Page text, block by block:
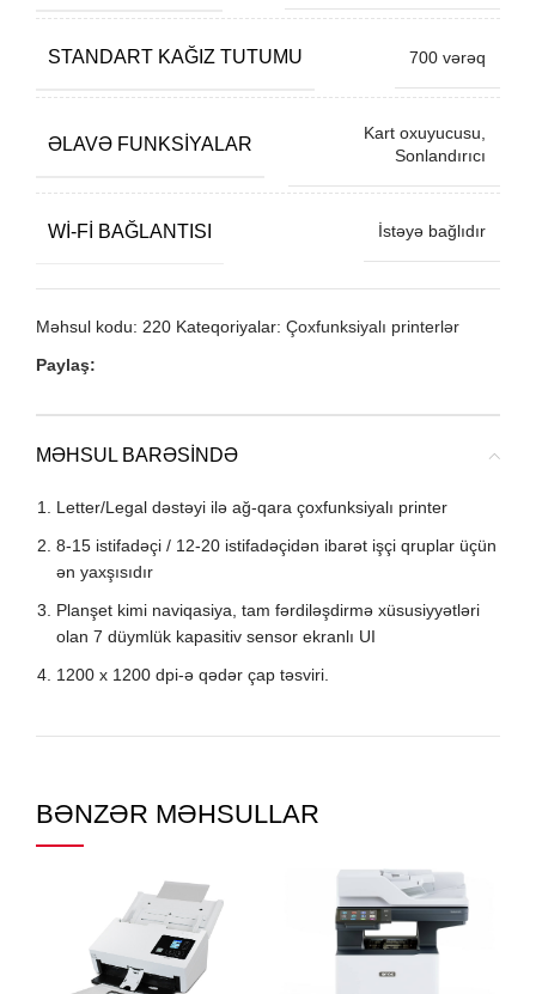
STANDART KAĞIZ TUTUMU 700 vərəq
ƏLAVƏ FUNKSIYALAR
Kart oxuyucusu,
Sonlandırıcı
WI-FI BAĞLANTISI İstəyə bağlıdır
Məhsul kodu: 220 Kateqoriyalar: Çoxfunksiyalı printerlər
Paylaş:
MƏHSUL BARƏSINDƏ
Letter/Legal dəstəyi ilə ağ-qara çoxfunksiyalı printer
8-15 istifadəçi / 12-20 istifadəçidən ibarət işçi qruplar üçün
ən yaxşısıdır
Planşet kimi naviqasiya, tam fərdiləşdirmə xüsusiyyətləri
olan 7 düymlük kapasitiv sensor ekranlı UI
1200 x 1200 dpi-ə qədər çap təsviri.
BƏNZƏR MƏHSULLAR